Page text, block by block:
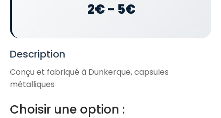
2€ - 5€
Description
Conçu et fabriqué à Dunkerque, capsules
métalliques
Choisir une option :